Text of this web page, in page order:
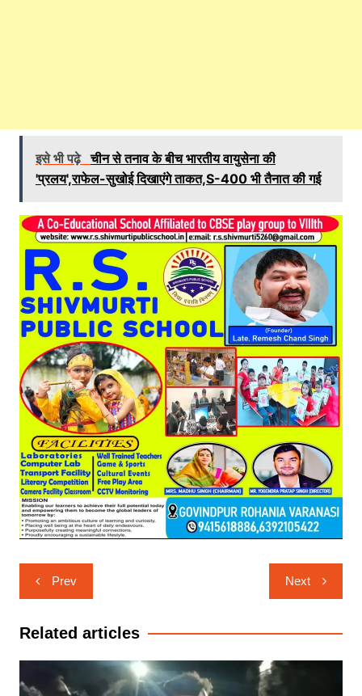
इसे भी पढ़े चीन से तनाव के बीच भारतीय वायुसेना की
'प्रलय',राफेल-सुखोई दिखाएंगे ताकत,S-400 भी तैनात की गई
Post
navigation
Prev Next
Related articles